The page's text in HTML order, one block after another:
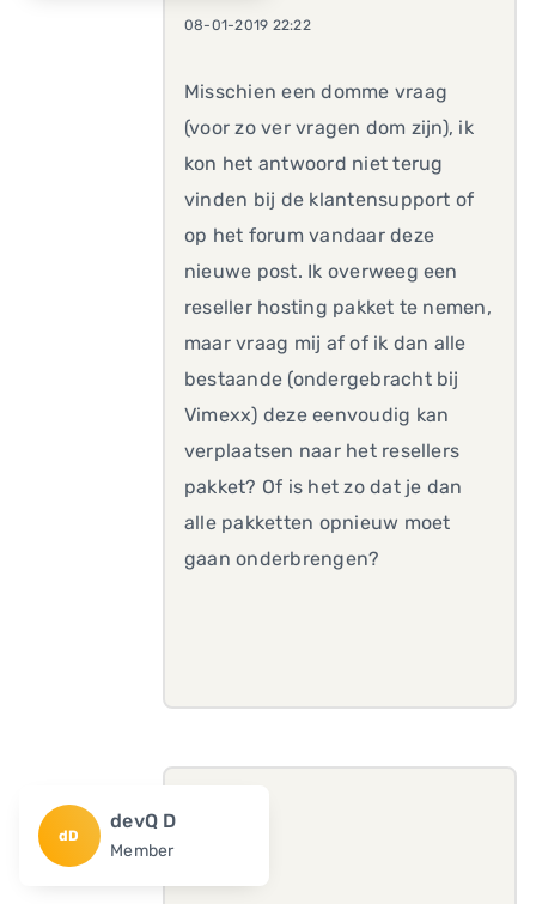
08-01-2019 22:22
Misschien een domme vraag
(voor zo ver vragen dom zijn), ik
kon het antwoord niet terug
vinden bij de klantensupport of
op het forum vandaar deze
nieuwe post. Ik overweeg een
reseller hosting pakket te nemen,
maar vraag mij af of ik dan alle
bestaande (ondergebracht bij
Vimexx) deze eenvoudig kan
verplaatsen naar het resellers
pakket? Of is het zo dat je dan
alle pakketten opnieuw moet
gaan onderbrengen?
dD
devQ D
Member